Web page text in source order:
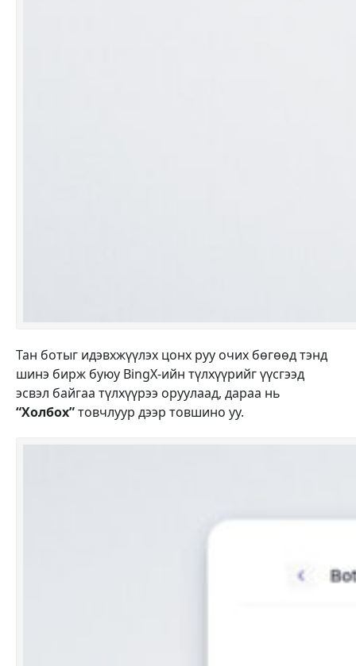
Тан ботыг идэвхжүүлэх цонх руу очих бөгөөд тэнд
шинэ бирж буюу BingX-ийн түлхүүрийг үүсгээд
эсвэл байгаа түлхүүрээ оруулаад, дараа нь
“Холбох”товчлуур дээр товшино уу.